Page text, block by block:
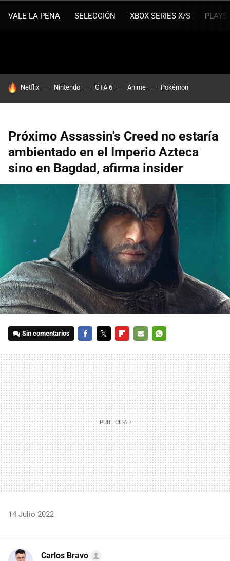
VALE LA PENA SELECCIÓN XBOX SERIES X/S
HOY SE HABLA DE
Netflix Nintendo GTA 6 Anime Pokémon
Próximo Assassin's Creed no estaría
ambientado en el Imperio Azteca
sino en Bagdad, afirma insider
Sin comentarios
MAIL
14 Julio 2022
Carlos Bravo